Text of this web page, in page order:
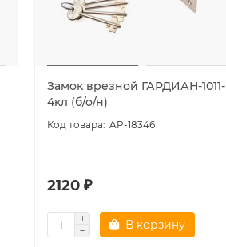
Замок врезной ГАРДИАН-1011-
4кл (б/о/н)
AP-18346
2120 ₽
В корзину